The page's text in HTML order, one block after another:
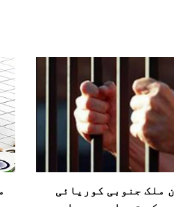
ملک جنوبی کوریائی